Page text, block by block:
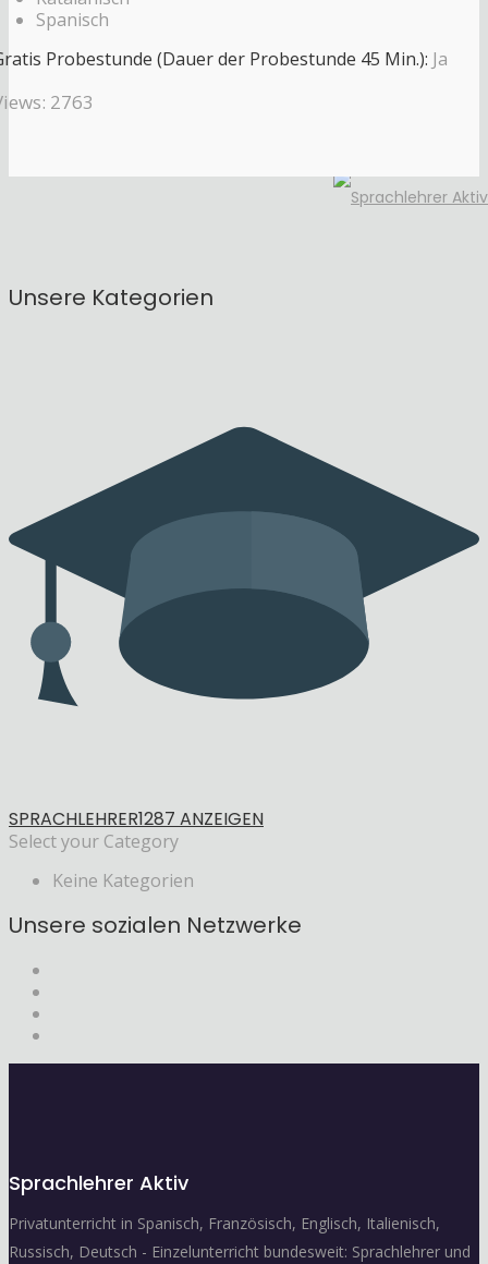
Spanisch
Probestunde (Dauer der Probestunde 45 Min.): Ja
2763
Unsere Kategorien
SPRACHLEHRER1287 ANZEIGEN
Select your Category
Keine Kategorien
Unsere sozialen Netzwerke
Sprachlehrer Aktiv
Privatunterricht in Spanisch, Französisch, Englisch, Italienisch,
Russisch, Deutsch - Einzelunterricht bundesweit: Sprachlehrer und